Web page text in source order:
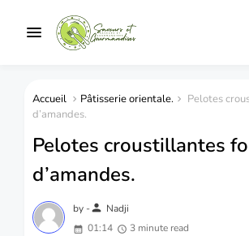
Accueil Pâtisserie orientale.
Pelotes
d’amandes.
Pelotes croustillantes
d’amandes.
by -person Nadji
01:14
3 minute read